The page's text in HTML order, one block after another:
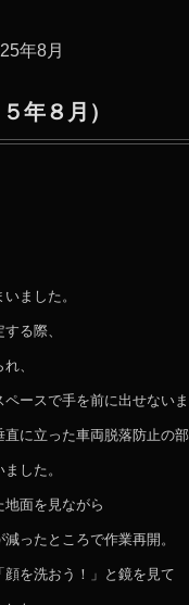
年8月
年８月）
ました。
る際、
、
ースで手を前に出せない
に立った車両脱落防止の
した。
面を見ながら
ったところで作業再開。
を洗おう！」と鏡を見て